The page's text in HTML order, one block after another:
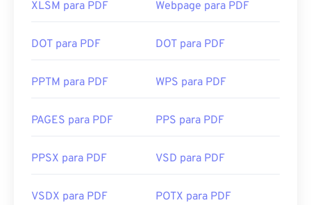
XLSM para PDF Webpage para PDF
DOT para PDF DOT para PDF
PPTM para PDF WPS para PDF
PAGES para PDF PPS para PDF
PPSX para PDF VSD para PDF
VSDX para PDF POTX para PDF